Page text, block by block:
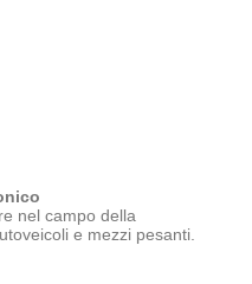
nel campo della
e mezzi pesanti.